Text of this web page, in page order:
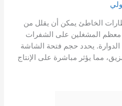
الخاطئ يمكن أن يقلل من
بنسبة 50٪. يركز معظم المشغلين على الشفرات
يحدد حجم فتحة الشاشة
مما يؤثر مباشرة على الإنتاج